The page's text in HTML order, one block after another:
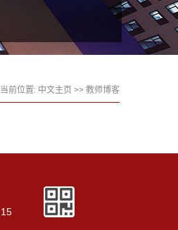
当前位置: 中文主页 >> 教师博客
15